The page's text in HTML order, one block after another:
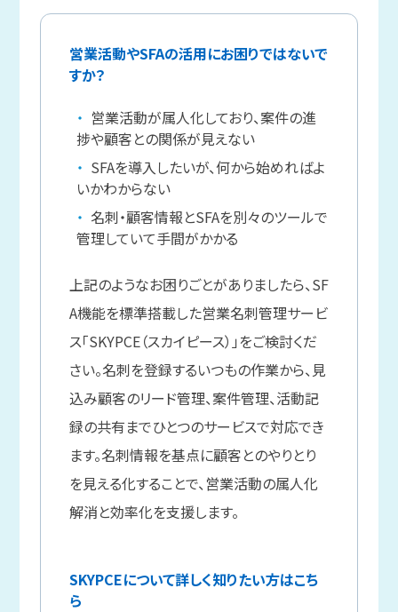
営業活動やSFAの活用にお困りではないで
すか？
営業活動が属人化しており、案件の進
捗や顧客との関係が見えない
SFAを導入したいが、何から始めればよ
いかわからない
名刺・顧客情報とSFAを別々のツールで
管理していて手間がかかる
上記のようなお困りごとがありましたら、SF
A機能を標準搭載した営業名刺管理サービ
ス「SKYPCE（スカイピース）」をご検討くだ
さい。名刺を登録するいつもの作業から、見
込み顧客のリード管理、案件管理、活動記
録の共有までひとつのサービスで対応でき
ます。名刺情報を基点に顧客とのやりとり
を見える化することで、営業活動の属人化
解消と効率化を支援します。
SKYPCEについて詳しく知りたい方はこち
ら